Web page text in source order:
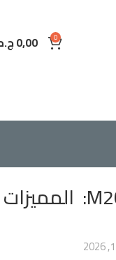
0
0,00
طابعة سامسونج M2070W: المميزات